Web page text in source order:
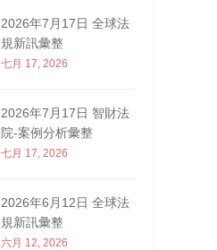
2026年7月17日 全球法
規新訊彙整
七月 17, 2026
2026年7月17日 智財法
院-案例分析彙整
七月 17, 2026
2026年6月12日 全球法
規新訊彙整
六月 12, 2026